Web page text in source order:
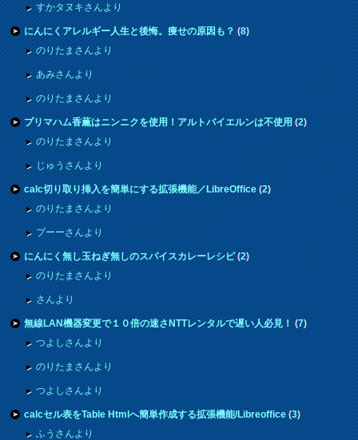
すかタヌキさんより
にんにくアレルギー人生と後悔。痩せの原因も？(8)
のりたまさんより
あみさんより
のりたまさんより
プリマハム香薫はニンニクを使用！アルトバイエルンは不使用(2)
のりたまさんより
じゅうさんより
calc切り取り挿入を簡単にする拡張機能／LibreOffice(2)
のりたまさんより
プーーさんより
にんにく無し玉ねぎ無しのスパイスカレーレシピ(2)
のりたまさんより
さんより
無線LAN機器変更で１０倍の速さNTTレンタルで遅い人必見！(7)
つよしさんより
のりたまさんより
つよしさんより
calcセル表をTable Htmlへ簡単作成する拡張機能/Libreoffice(3)
ふうさんより